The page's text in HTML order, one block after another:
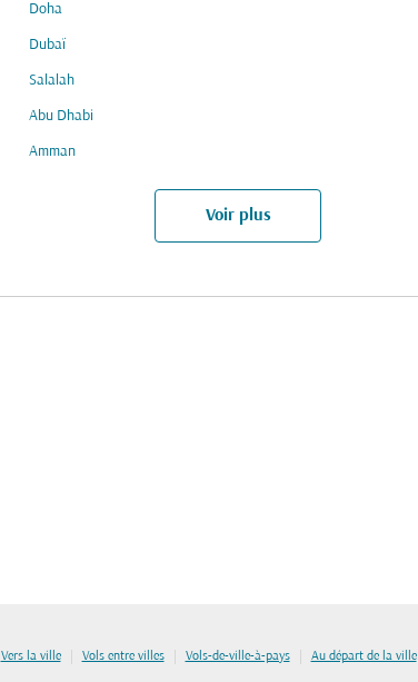
Doha
Dubaï
Salalah
Abu Dhabi
Amman
Voir plus
Vers la ville | Vols entre villes | Vols-de-ville-à-pays | Au départ de la ville